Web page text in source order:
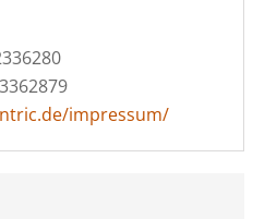
impressum/